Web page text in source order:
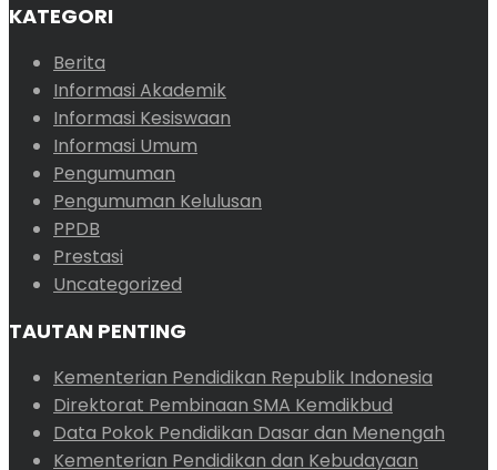
KATEGORI
Berita
Informasi Akademik
Informasi Kesiswaan
Informasi Umum
Pengumuman
Pengumuman Kelulusan
PPDB
Prestasi
Uncategorized
TAUTAN PENTING
Kementerian Pendidikan Republik Indonesia
Direktorat Pembinaan SMA Kemdikbud
Data Pokok Pendidikan Dasar dan Menengah
Kementerian Pendidikan dan Kebudayaan